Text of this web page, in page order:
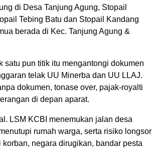
di Desa Tanjung Agung, Stopail
Tebing Batu dan Stopail Kandang
berada di Kec. Tanjung Agung &
satu pun titik itu mengantongi dokumen
telak UU Minerba dan UU LLAJ.
dokumen, tonase over, pajak-royalti
di depan aparat.
LSM KCBI menemukan jalan desa
rumah warga, serta risiko longsor
negara dirugikan, bandar pesta